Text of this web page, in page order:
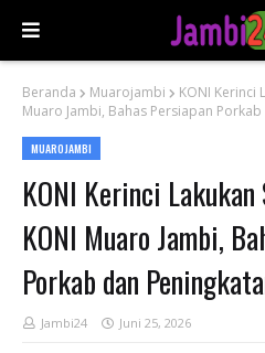
Beranda Muarojambi
KONI Kerinci
Muaro Jambi, Bahas Persiapan
MUAROJAMBI
KONI Kerinci
KONI Muaro Jambi,
Porkab dan
Jambi24 Juni 25, 2026